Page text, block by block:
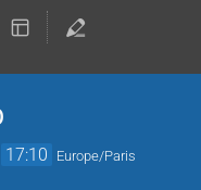
17:10 Europe/Paris